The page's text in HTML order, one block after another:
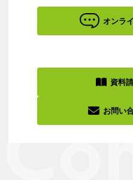
オンラ
資料
お問い